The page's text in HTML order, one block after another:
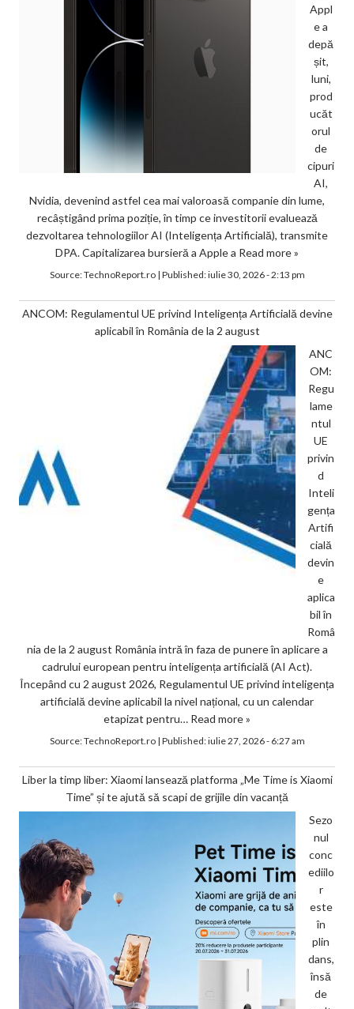
Appl
e a
depă
șit,
luni,
prod
ucăt
orul
de
cipuri
AI,
Nvidia, devenind astfel cea mai valoroasă companie din lume,
recâștigând prima poziție, în timp ce investitorii evaluează
dezvoltarea tehnologiilor AI (Inteligența Artificială), transmite
DPA. Capitalizarea bursieră a Apple a Read more »
Source:TechnoReport.ro| Published:iulie 30, 2026 - 2:13 pm
ANCOM: Regulamentul UE privind Inteligența Artificială devine
aplicabil în România de la 2 august
ANC
OM:
Regu
lame
ntul
UE
privin
d
Inteli
gența
Artifi
cială
devin
e
aplica
bil în
Româ
nia de la 2 august România intră în faza de punere în aplicare a
cadrului european pentru inteligența artificială (AI Act).
Începând cu 2 august 2026, Regulamentul UE privind inteligența
artificială devine aplicabil la nivel național, cu un calendar
etapizat pentru… Read more »
Source:TechnoReport.ro| Published:iulie 27, 2026 - 6:27 am
Liber la timp liber: Xiaomi lansează platforma „Me Time is Xiaomi
Time” și te ajută să scapi de grijile din vacanță
Sezo
nul
conc
ediilo
r
este
în
plin
dans,
însă
de